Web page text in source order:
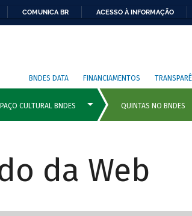
COMUNICA BR ACESSO À INFORMAÇÃO
BNDES DATA FINANCIAMENTOS
da Web